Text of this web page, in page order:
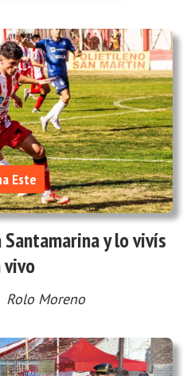
y lo vivís
vivo
Rolo Moreno
Este